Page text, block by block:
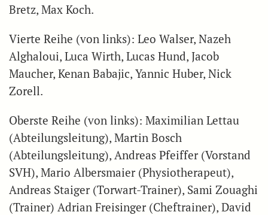
Bretz, Max Koch.
Vierte Reihe (von links): Leo Walser, Nazeh
Alghaloui, Luca Wirth, Lucas Hund, Jacob
Maucher, Kenan Babajic, Yannic Huber, Nick
Zorell.
Oberste Reihe (von links): Maximilian Lettau
(Abteilungsleitung), Martin Bosch
(Abteilungsleitung), Andreas Pfeiffer (Vorstand
SVH), Mario Albersmaier (Physiotherapeut),
Andreas Staiger (Torwart-Trainer), Sami Zouaghi
(Trainer) Adrian Freisinger (Cheftrainer), David